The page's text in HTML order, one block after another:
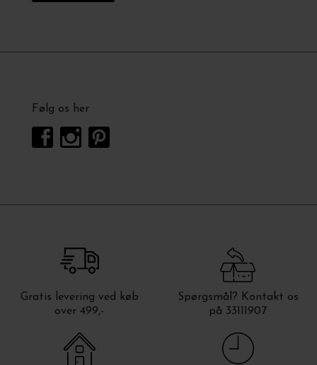
Følg os her
Gratis levering ved køb
over 499,-
Spørgsmål? Kontakt os
på 33111907